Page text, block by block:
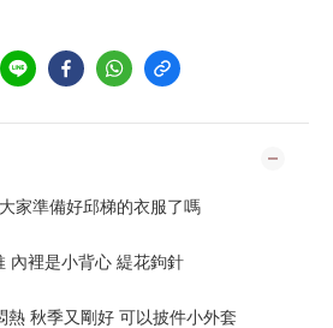
家準備好邱梯的衣服了嗎
內裡是小背心 緹花鉤針
熱 秋季又剛好 可以披件小外套